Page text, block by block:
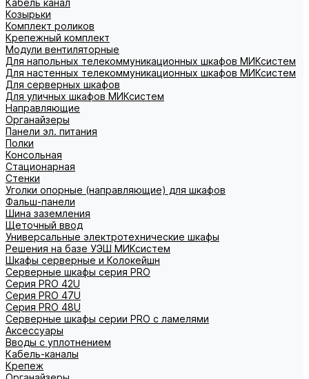
Кабель канал
Козырьки
Комплект роликов
Крепежный комплект
Модули вентиляторные
Для напольных телекоммуникационных шкафов МИКсистем
Для настенных телекоммуникационных шкафов МИКсистем
Для серверных шкафов
Для уличных шкафов МИКсистем
Направляющие
Органайзеры
Панели эл. питания
Полки
Консольная
Стационарная
Стенки
Уголки опорные (направляющие) для шкафов
Фальш-панели
Шина заземления
Щеточный ввод
Универсальные электротехнические шкафы
Решения на базе УЭШ МИКсистем
Шкафы серверные и Колокейшн
Серверные шкафы серия PRO
Серия PRO 42U
Серия PRO 47U
Серия PRO 48U
Серверные шкафы серии PRO с ламелями
Аксессуары
Вводы с уплотнением
Кабель-каналы
Крепеж